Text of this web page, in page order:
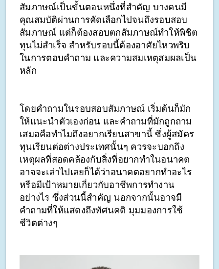
สัมภาษณ์เป็นขั้นตอนหนึ่งที่สำคัญ บางคนมี
คุณสมบัติผ่านการคัดเลือกไปจนถึงรอบสอบ
สัมภาษณ์ แต่ก็ต้องสอบตกสัมภาษณ์ทำให้พิชิต
ทุนไม่สำเร็จ สำหรับรอบนี้ต้องอาศัยไหวพริบ
ในการตอบคำถาม และความสมเหตุสมผลเป็น
หลัก
โดยคำถามในรอบสอบสัมภาษณ์ เริ่มต้นก็มัก
ให้แนะนำตัวเองก่อน และคำถามที่มักถูกถาม
เสมอคือทำไมถึงอยากเรียนสาขานี้ ซึ่งผู้สมัคร
ทุนเรียนต่อต่างประเทศนั้นๆ ควรจะบอกถึง
เหตุผลที่สอดคล้องกับสิ่งที่อยากทำในอนาคต
อาจจะเล่าไปเลยก็ได้ว่าอนาคตอยากทำอะไร
หรือมีเป้าหมายเกี่ยวกับอาชีพการทำงาน
อย่างไร ซึ่งส่วนนี้สำคัญ นอกจากนั้นอาจมี
คำถามที่ให้แสดงถึงทัศนคติ มุมมองการใช้
ชีวิตต่างๆ